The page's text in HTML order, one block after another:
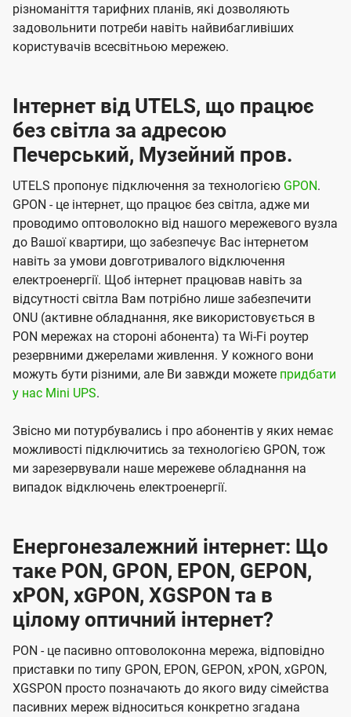
різноманіття тарифних планів, які дозволяють
задовольнити потреби навіть найвибагливіших
користувачів всесвітньою мережею.
Інтернет від UTELS, що працює
без світла за адресою
Печерський, Музейний пров.
UTELS пропонує підключення за технологією GPON.
GPON - це інтернет, що працює без світла, адже ми
проводимо оптоволокно від нашого мережевого вузла
до Вашої квартири, що забезпечує Вас інтернетом
навіть за умови довготривалого відключення
електроенергії. Щоб інтернет працював навіть за
відсутності світла Вам потрібно лише забезпечити
ONU (активне обладнання, яке використовується в
PON мережах на стороні абонента) та Wi-Fi роутер
резервними джерелами живлення. У кожного вони
можуть бути різними, але Ви завжди можете придбати
у нас Mini UPS.
Звісно ми потурбувались і про абонентів у яких немає
можливості підключитись за технологією GPON, тож
ми зарезервували наше мережеве обладнання на
випадок відключень електроенергії.
Енергонезалежний інтернет: Що
таке PON, GPON, EPON, GEPON,
xPON, xGPON, XGSPON та в
цілому оптичний інтернет?
PON - це пасивно оптоволоконна мережа, відповідно
приставки по типу GPON, EPON, GEPON, xPON, xGPON,
XGSPON просто позначають до якого виду сімейства
пасивних мереж відноситься конкретно згадана